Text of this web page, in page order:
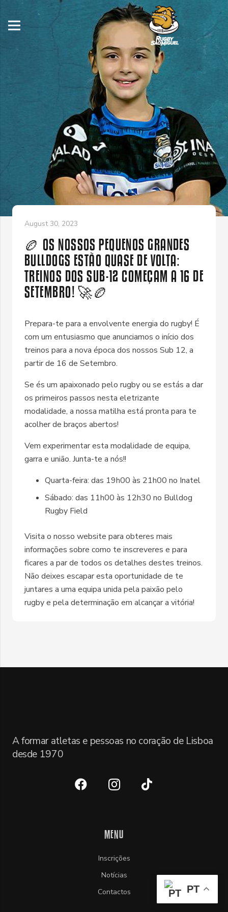
August 30, 2023
🏉 OS NOSSOS PEQUENOS GRANDES
BULLDOGS ESTÃO QUASE DE VOLTA:
TREINOS DOS SUB-12 COMEÇAM A 16 DE
SETEMBRO! 🚀🏉
Prepara-te para a envolvente energia do rugby! É
com um entusiasmo que anunciamos o início dos
treinos para a nova época dos nossos Sub 12, a
partir de 16 de Setembro.
Se és um apaixonado pelo rugby ou se estás a dar
os primeiros passos nesta eletrizante
modalidade, a nossa matilha está pronta para te
acolher de braços abertos!
Vem experimentar esta modalidade de equipa,
garra e união. Junta-te a nós!!
Quarta-feira: das 19h00 às 21h00 no Inatel
Sábado: das 11h00 às 12h30 no Bulldog
Rugby Field
Visita o nosso website para obteres mais
informações sobre como te inscreveres e para
ficares a par de todos os detalhes destes treinos.
Não deixes escapar esta oportunidade de te
juntares a uma equipa unida pela paixão pelo
rugby e pela determinação em alcançar a vitória!
A formar atletas e pessoas no coração de Lisboa
desde 1970
MENU
Inscrições
Notícias
Contactos
PT